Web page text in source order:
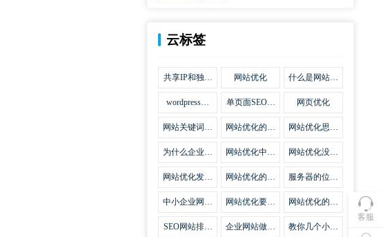
云标签
共享IP和独立
网站优化
什么是网站优
wordpress网
集插件
单页面SEO网
网页优化
网站关键词优
么
网站优化的误
网站优化思路
要
为什么企业网
网站SEO优
网站优化中关
干问题
网站优化没有
味道
网站优化发挥
网站优化的费
服务器的位置
影响
中小企业网站
法
网站优化要不
网站优化的逆
SEO网站排名
企业网站做好
教你几个小技
客服